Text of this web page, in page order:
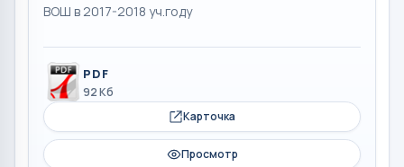
ВОШ в 2017-2018 уч.году
PDF
92 Кб
Карточка
Просмотр